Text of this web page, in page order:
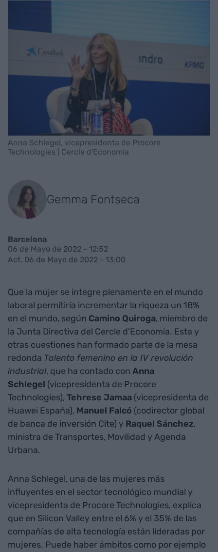
Anna Schlegel, vicepresidenta de Procore
Technologies | Cercle d'Economia
Gemma Fontseca
Barcelona
06 de Mayo de 2022 - 12:52
Act. 06 de Mayo de 2022 - 13:00
Que la mujer se integre plenamente en el mundo
laboral permitiría incrementar la riqueza un 18%
en el mundo, según Camino Quiroga, miembro de
la Junta Directiva del Cercle d'Economia. Esta y
otras cuestiones han formado parte de la mesa
redonda Talento femenino en la IV revolución
industrial, que ha contado con Anna
Schlegel (vicepresidenta de Procore
Technologies), Tehrese Jamaa (vicepresidenta de
Huawei España), Manuel Falcó (codirector global
de banca de inversión Cite) y Raquel Sánchez,
ministra de Transportes, Movilidad y Agenda
Urbana.
Anna Schlegel, una de las mujeres más
influyentes en el sector tecnológico mundial y
vicepresidenta de Procore Technologies, explica
que en Silicon Valley entre el 6% y el 35% de las
compañías de alta tecnología están lideradas por
mujeres. Puede haber ámbitos como por ejemplo